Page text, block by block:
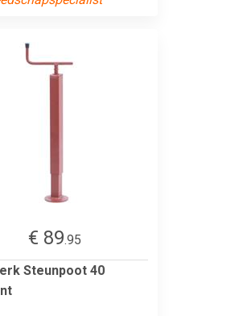
€ 89.95
Steunpoot 40